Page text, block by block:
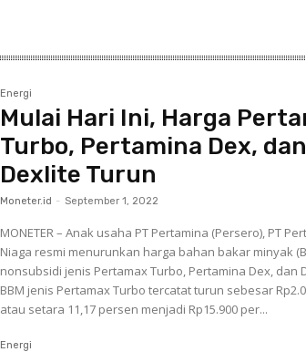
Energi
Mulai Hari Ini, Harga
Turbo, Pertamina Dex, dan
Dexlite Turun
Moneter.id - September 1, 2022
MONETER – Anak usaha PT Pertamina (Persero), PT
Niaga resmi menurunkan harga bahan bakar minyak
nonsubsidi jenis Pertamax Turbo, Pertamina Dex, dan
BBM jenis Pertamax Turbo tercatat turun sebesar
atau setara 11,17 persen menjadi Rp15.900 per...
Energi